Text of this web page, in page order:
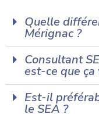
Quelle
Mérignac ?
Consultant
est-ce que ça
Est-il
le SEA ?